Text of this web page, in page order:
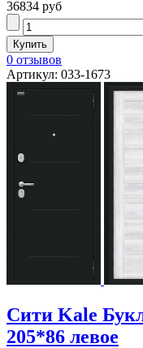
36834 руб
0 отзывов
Артикул: 033-1673
Сити Kale
205*86 левое